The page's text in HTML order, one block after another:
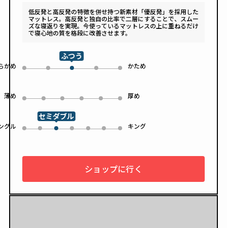
低反発と高反発の特徴を併せ持つ新素材「優反発」を採用した
マットレス。高反発と独自の比率で二層にすることで、スムー
ズな寝返りを実現。今使っているマットレスの上に重ねるだけ
で寝心地の質を格段に改善させます。
かめ 0 1 2
ふつう
3 かため
4
薄め 0 1 2 3 4 厚め
5
グル 0 1 2
セミダブル
3 4 5 キング
6
ショップに行く